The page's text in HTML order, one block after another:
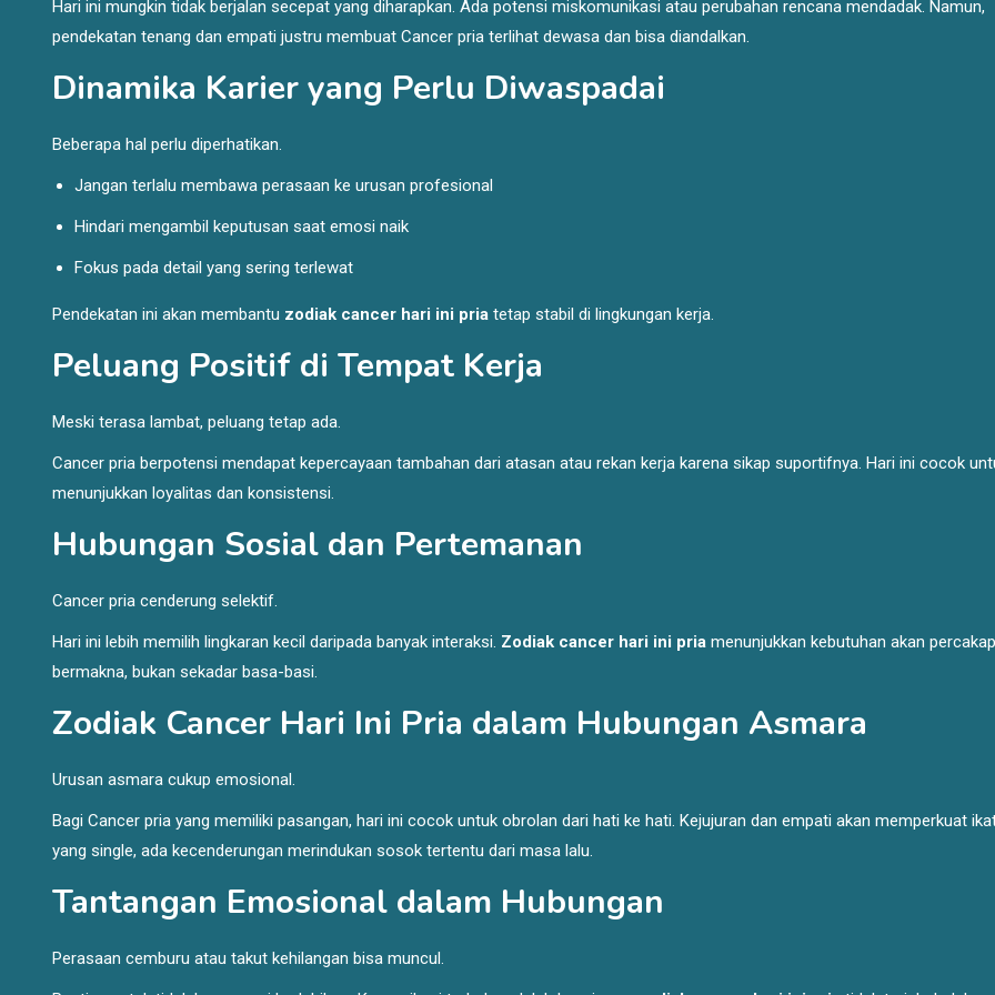
Hari ini mungkin tidak berjalan secepat yang diharapkan. Ada potensi miskomunikasi atau perubahan rencana mendadak. Namun,
pendekatan tenang dan empati justru membuat Cancer pria terlihat dewasa dan bisa diandalkan.
Dinamika Karier yang Perlu Diwaspadai
Beberapa hal perlu diperhatikan.
Jangan terlalu membawa perasaan ke urusan profesional
Hindari mengambil keputusan saat emosi naik
Fokus pada detail yang sering terlewat
Pendekatan ini akan membantu zodiak cancer hari ini pria tetap stabil di lingkungan kerja.
Peluang Positif di Tempat Kerja
Meski terasa lambat, peluang tetap ada.
Cancer pria berpotensi mendapat kepercayaan tambahan dari atasan atau rekan kerja karena sikap suportifnya. Hari ini cocok
menunjukkan loyalitas dan konsistensi.
Hubungan Sosial dan Pertemanan
Cancer pria cenderung selektif.
Hari ini lebih memilih lingkaran kecil daripada banyak interaksi. Zodiak cancer hari ini pria menunjukkan kebutuhan akan
bermakna, bukan sekadar basa-basi.
Zodiak Cancer Hari Ini Pria dalam Hubungan Asmara
Urusan asmara cukup emosional.
Bagi Cancer pria yang memiliki pasangan, hari ini cocok untuk obrolan dari hati ke hati. Kejujuran dan empati akan memperkuat
yang single, ada kecenderungan merindukan sosok tertentu dari masa lalu.
Tantangan Emosional dalam Hubungan
Perasaan cemburu atau takut kehilangan bisa muncul.